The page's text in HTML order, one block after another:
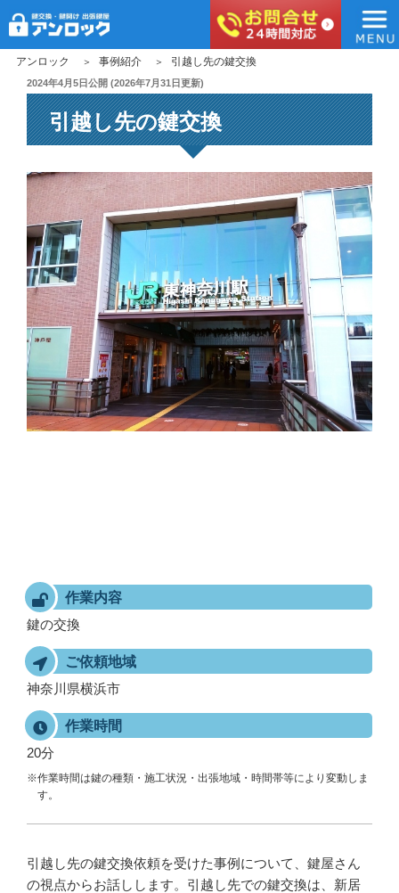
アンロック
アンロック 事例紹介 引越し先の鍵交換
投
稿
日:
2024年4月5日公開 (2026年7月31日更新)
引越し先の鍵交換
作業内容
鍵の交換
ご依頼地域
神奈川県横浜市
作業時間
20分
※作業時間は鍵の種類・施工状況・出張地域・時間帯等により変動しま
す。
引越し先の鍵交換依頼を受けた事例について、鍵屋さん
の視点からお話しします。引越し先での鍵交換は、新居